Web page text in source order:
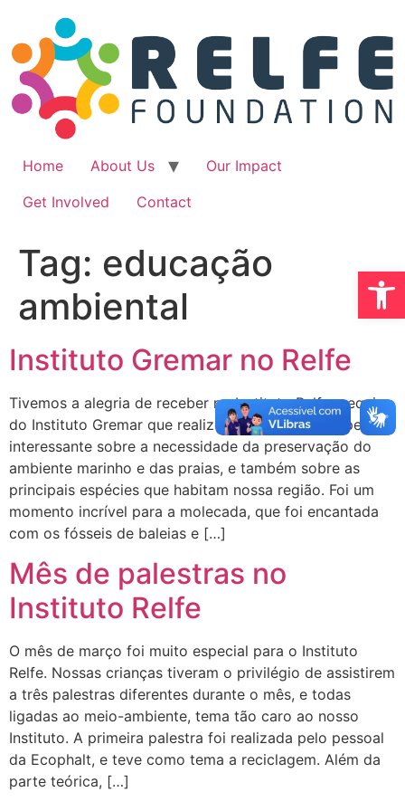
Abrir
conteúdo
Home About Us
Our Impact
Get Involved
Contact
Tag: educação
ambiental
Instituto Gremar no Relfe
Tivemos a alegria de receber no Instituto Relfe a equipe
do Instituto Gremar que realizou uma palestra super
interessante sobre a necessidade da preservação do
ambiente marinho e das praias, e também sobre as
principais espécies que habitam nossa região. Foi um
momento incrível para a molecada, que foi encantada
com os fósseis de baleias e […]
Mês de palestras no
Instituto Relfe
O mês de março foi muito especial para o Instituto
Relfe. Nossas crianças tiveram o privilégio de assistirem
a três palestras diferentes durante o mês, e todas
ligadas ao meio-ambiente, tema tão caro ao nosso
Instituto. A primeira palestra foi realizada pelo pessoal
da Ecophalt, e teve como tema a reciclagem. Além da
parte teórica, […]